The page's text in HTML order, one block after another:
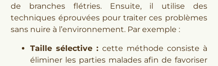
de branches flétries. Ensuite, il utilise des
techniques éprouvées pour traiter ces problèmes
sans nuire à l’environnement. Par exemple :
Taille sélective : cette méthode consiste à
éliminer les parties malades afin de favoriser